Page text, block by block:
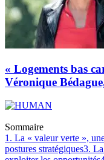
« Logements bas
Véronique
Sommaire
1. La « valeur verte »,
postures stratégiques3.